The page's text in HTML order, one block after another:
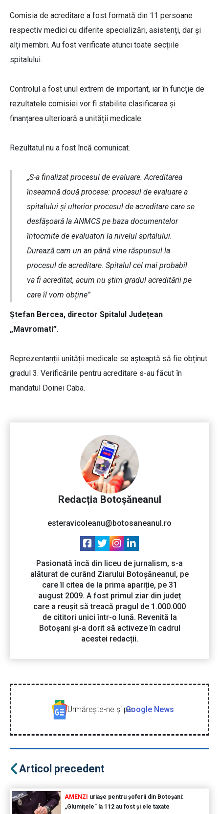
Comisia de acreditare a fost formată din 11 persoane
respectiv medici cu diferite specializări, asistenți, dar și
alți membri. Au fost verificate atunci toate secțiile
spitalului.
Controlul a fost unul extrem de important, iar în funcție de
rezultatele comisiei vor fi stabilite clasificarea și
finanțarea ulterioară a unității medicale.
Rezultatul nu a fost încă comunicat.
„S-a finalizat procesul de evaluare. Acreditarea
înseamnă două procese: procesul de evaluare a
spitalului și ulterior procesul de acreditare care se
desfășoară la ANMCS pe baza documentelor
întocmite de evaluatori la nivelul spitalului.
Durează cam un an până vine răspunsul la
procesul de acreditare. Spitalul cel mai probabil
va fi acreditat, acum nu știm gradul acreditării pe
care îl vom obține”
Ștefan Bercea, director Spitalul Județean
„Mavromati”.
Reprezentanții unității medicale se așteaptă să fie obținut
gradul 3. Verificările pentru acreditare s-au făcut în
mandatul Doinei Caba.
Redacția Botoșăneanul
esteravicoleanu@botosaneanul.ro
Pasionată încă din liceu de jurnalism, s-a
alăturat de curând Ziarului Botoșăneanul, pe
care îl citea de la prima apariție, pe 31
august 2009. A fost primul ziar din județ
care a reușit să treacă pragul de 1.000.000
de cititori unici într-o lună. Revenită la
Botoșani și-a dorit să activeze în cadrul
acestei redacții.
Urmăreşte-ne şi peGoogle News
Articol precedent
AMENZI
uriașe pentru șoferii din Botoșani:
„Glumițele” la 112 au fost și ele taxate